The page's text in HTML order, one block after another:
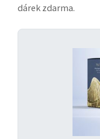
dárek zdarma.